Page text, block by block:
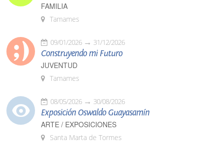
FAMILIA
Tamames
09/01/2026 31/12/2026
Construyendo mi Futuro
JUVENTUD
Tamames
08/05/2026 30/08/2026
Exposición Oswaldo Guayasamín
ARTE / EXPOSICIONES
Santa Marta de Tormes